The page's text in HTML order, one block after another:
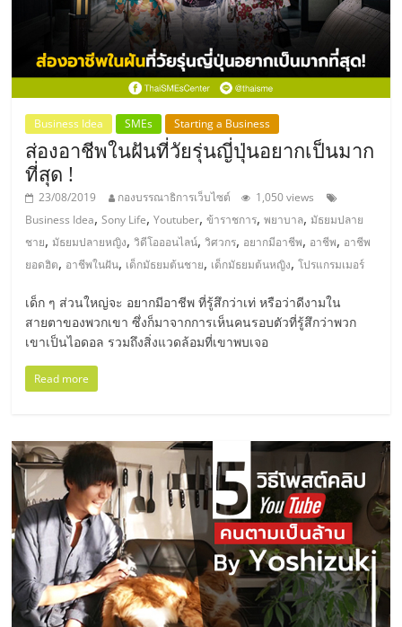
รวม
แฟ
รน
ไชส์
พร้อม
ทำเล
สำหรับ
เปิด
ร้าน
ปรึกษา
ฟรี,
บริการ
Business Idea SMEs Starting a Business
ส่องอาชีพในฝันที่วัยรุ่นญี่ปุ่นอยากเป็นมาก
ที่สุด !
23/08/2019 กองบรรณาธิการเว็บไซต์
1,050 views
Business Idea,Sony Life,Youtuber,ข้าราชการ,พยาบาล,มัธยมปลาย
ชาย,มัธยมปลายหญิง,วิดีโอออนไลน์,วิศวกร, อยากมีอาชีพ, อาชีพ, อาชีพ
ยอดฮิต, อาชีพในฝัน, เด็กมัธยมต้นชาย, เด็กมัธยมต้นหญิง,โปรแกรมเมอร์
เด็ก ๆ ส่วนใหญ่จะ อยากมีอาชีพ ที่รู้สึกว่าเท่ หรือว่าดีงามใน
สายตาของพวกเขา ซึ่งก็มาจากการเห็นคนรอบตัวที่รู้สึกว่าพวก
เขาเป็นไอดอล รวมถึงสิ่งแวดล้อมที่เขาพบเจอ
Read more